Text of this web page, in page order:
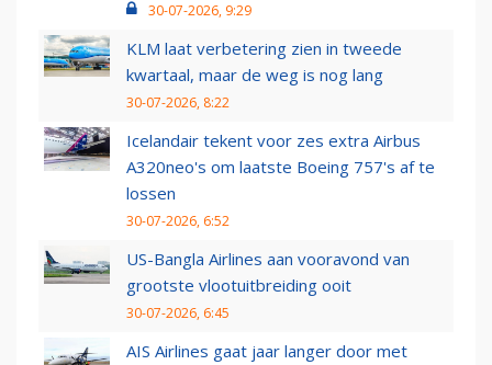
30-07-2026, 9:29
KLM laat verbetering zien in tweede
kwartaal, maar de weg is nog lang
30-07-2026, 8:22
Icelandair tekent voor zes extra Airbus
A320neo's om laatste Boeing 757's af te
lossen
30-07-2026, 6:52
US-Bangla Airlines aan vooravond van
grootste vlootuitbreiding ooit
30-07-2026, 6:45
AIS Airlines gaat jaar langer door met